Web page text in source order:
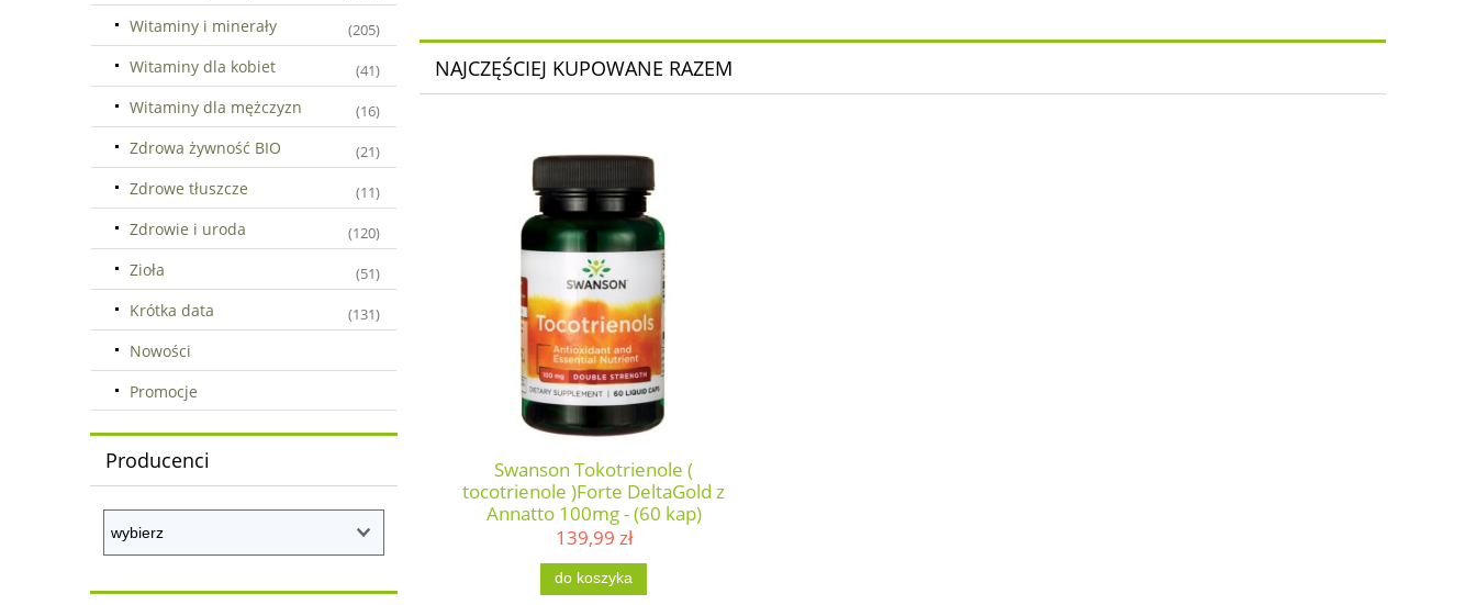
Witaminy i minerały (205)
Witaminy dla kobiet (41)
Witaminy dla mężczyzn (16)
Zdrowa żywność BIO (21)
Zdrowe tłuszcze (11)
Zdrowie i uroda (120)
Zioła (51)
Krótka data (131)
Nowości
Promocje
Producenci
NAJCZĘŚCIEJ KUPOWANE RAZEM
Swanson Tokotrienole (
tocotrienole )Forte DeltaGold z
Annatto 100mg - (60 kap)
139,99 zł
do koszyka